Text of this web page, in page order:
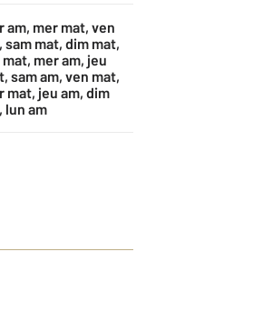
am, mer mat, ven
sam mat, dim mat,
mer am, jeu
sam am, ven mat,
mat, jeu am, dim
lun am